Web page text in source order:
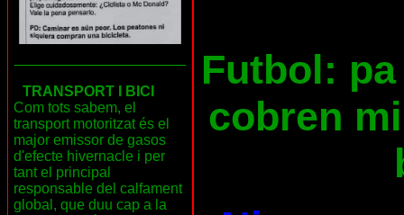
TRANSPORT I BICI
Com tots sabem, el
transport motoritzat és el
major emissor de gasos
d'efecte hivernacle i per
tant el principal
responsable del calfament
global, que duu cap a la
Futbol:
cobren